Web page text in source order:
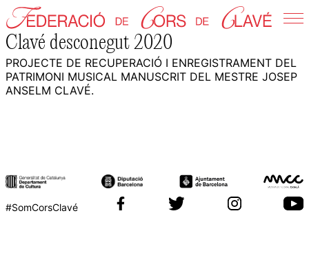
Skip
to
content
Federació de Cors de Clavé
Clavé desconegut 2020
PROJECTE DE RECUPERACIÓ I ENREGISTRAMENT DEL
PATRIMONI MUSICAL MANUSCRIT DEL MESTRE JOSEP
ANSELM CLAVÉ.
#SomCorsClavé